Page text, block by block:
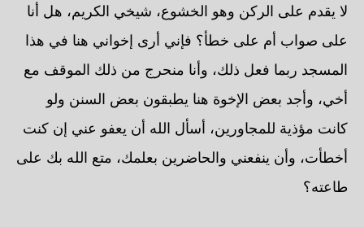
لا يقدم على الركن وهو الخشوع، شيخي الكريم، هل أنا
على صواب أم على خطأ؟ فإني أرى إخواني هنا في هذا
المسجد ربما فعل ذلك، وأنا منحرج من ذلك الموقف مع
أخي، وأجد بعض الإخوة هنا يطبقون بعض السنن ولو
كانت مؤذية للمجاورين، أسأل الله أن يعفو عني إن كنت
أخطأت، وأن ينفعني والحاضرين بعلمك، متع الله بك على
طاعته؟